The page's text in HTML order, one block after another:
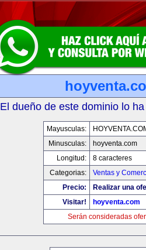
El dueño de este dominio lo
Mayusculas:
Minusculas:
hoyventa.com
Longitud:
8 caracteres
Categorias:
Ventas y
Precio:
Realizar una
Visitar!
hoyventa.com
Serán consideradas